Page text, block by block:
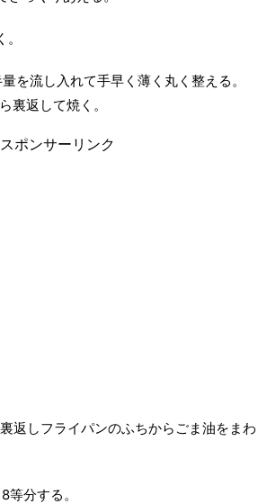
を流し入れて手早く薄く丸く整える。
裏返して焼く。
スポンサーリンク
返しフライパンのふちからごま油をま
分する。